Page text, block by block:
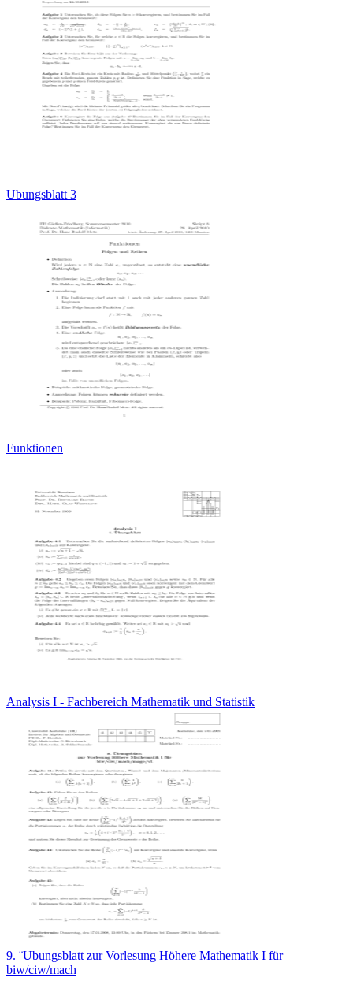
Ubungsblatt 3
Funktionen
Analysis I - Fachbereich Mathematik und Statistik
9. ¨Ubungsblatt zur Vorlesung Höhere Mathematik I für
biw/ciw/mach